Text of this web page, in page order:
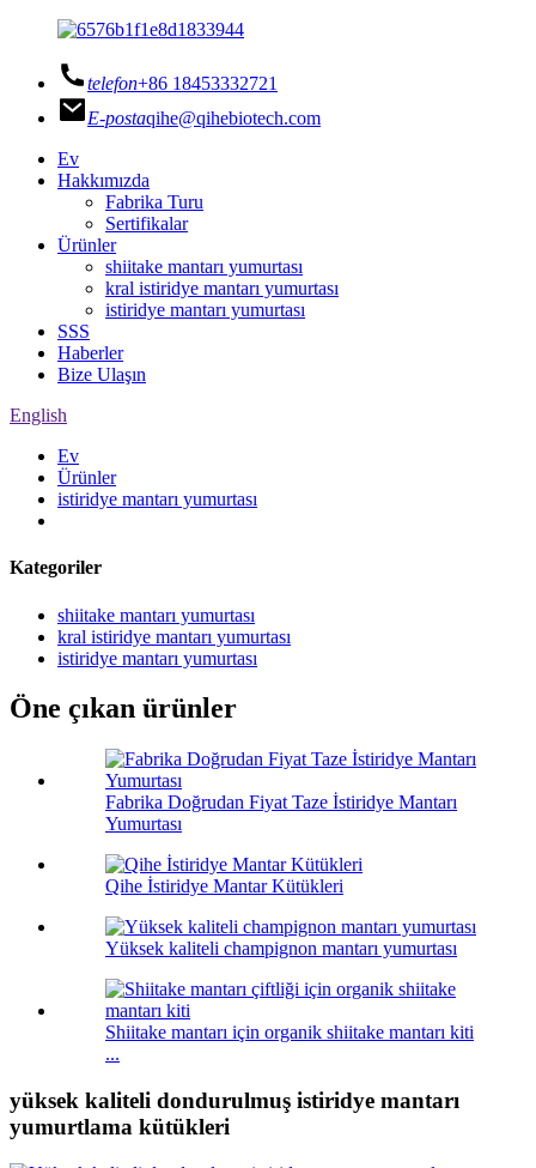
telefon+86 18453332721
E-postaqihe@qihebiotech.com
Ev
Hakkımızda
Fabrika Turu
Sertifikalar
Ürünler
shiitake mantarı yumurtası
kral istiridye mantarı yumurtası
istiridye mantarı yumurtası
SSS
Haberler
Bize Ulaşın
English
Ev
Ürünler
istiridye mantarı yumurtası
Kategoriler
shiitake mantarı yumurtası
kral istiridye mantarı yumurtası
istiridye mantarı yumurtası
Öne çıkan ürünler
Fabrika Doğrudan Fiyat Taze İstiridye Mantarı
Yumurtası
Qihe İstiridye Mantar Kütükleri
Yüksek kaliteli champignon mantarı yumurtası
Shiitake mantarı için organik shiitake mantarı kiti
...
yüksek kaliteli dondurulmuş istiridye mantarı
yumurtlama kütükleri